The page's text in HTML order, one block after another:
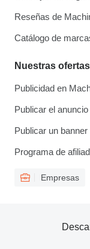
Reseñas de
Catálogo de
Nuestras ofertas
Publicidad en
Publicar el anuncio
Publicar un banner
Programa de
Empresas